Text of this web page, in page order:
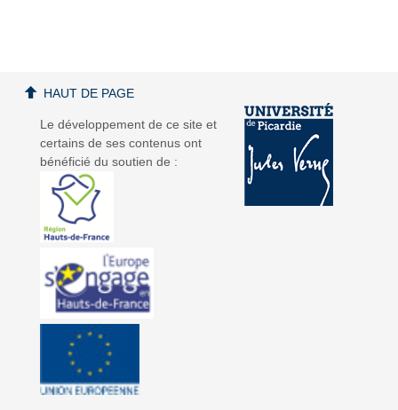
a
a
Le développement de ce site et
certains de ses contenus ont
bénéficié du soutien de :
HAUT DE PAGE